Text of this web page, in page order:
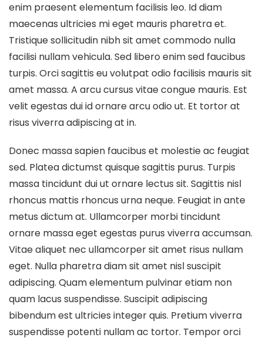
enim praesent elementum facilisis leo. Id diam
maecenas ultricies mi eget mauris pharetra et.
Tristique sollicitudin nibh sit amet commodo nulla
facilisi nullam vehicula. Sed libero enim sed faucibus
turpis. Orci sagittis eu volutpat odio facilisis mauris sit
amet massa. A arcu cursus vitae congue mauris. Est
velit egestas dui id ornare arcu odio ut. Et tortor at
risus viverra adipiscing at in.
Donec massa sapien faucibus et molestie ac feugiat
sed. Platea dictumst quisque sagittis purus. Turpis
massa tincidunt dui ut ornare lectus sit. Sagittis nisl
rhoncus mattis rhoncus urna neque. Feugiat in ante
metus dictum at. Ullamcorper morbi tincidunt
ornare massa eget egestas purus viverra accumsan.
Vitae aliquet nec ullamcorper sit amet risus nullam
eget. Nulla pharetra diam sit amet nisl suscipit
adipiscing. Quam elementum pulvinar etiam non
quam lacus suspendisse. Suscipit adipiscing
bibendum est ultricies integer quis. Pretium viverra
suspendisse potenti nullam ac tortor. Tempor orci